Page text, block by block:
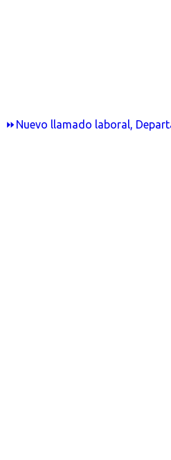
⏩Nuevo llamado laboral,